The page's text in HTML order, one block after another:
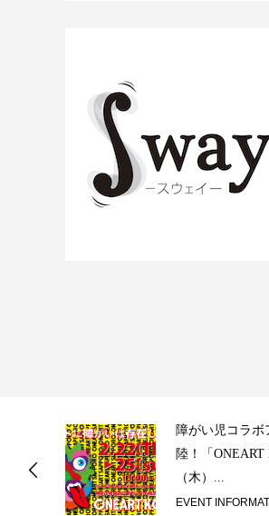
障がい児コラ
陸！「ONEART
（木）...
EVENT